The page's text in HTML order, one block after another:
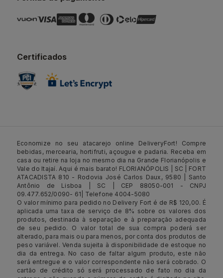
Certificados
Economize no seu atacarejo online DeliveryFort! Compre
bebidas, mercearia, hortifruti, açougue e padaria. Receba em
casa ou retire na loja no mesmo dia na Grande Florianópolis e
Vale do Itajaí. Aqui é mais barato! FLORIANÓPOLIS | SC | FORT
ATACADISTA 810 - Rodovia José Carlos Daux, 9580 | Santo
Antônio de Lisboa | SC | CEP 88050-001 - CNPJ
09.477.652/0090- 61| Telefone 4004-5080
O valor mínimo para pedido no Delivery Fort é de R$ 120,00. É
aplicada uma taxa de serviço de 8% sobre os valores dos
produtos, destinada à separação e à preparação adequada
de seu pedido. O valor total de sua compra poderá ser
alterado, para mais ou para menos, por conta dos produtos de
peso variável. Venda sujeita à disponibilidade de estoque no
dia da entrega. No caso de faltar algum produto, este não
será entregue e o valor correspondente não será cobrado. O
cartão de crédito só será processado de fato no dia da